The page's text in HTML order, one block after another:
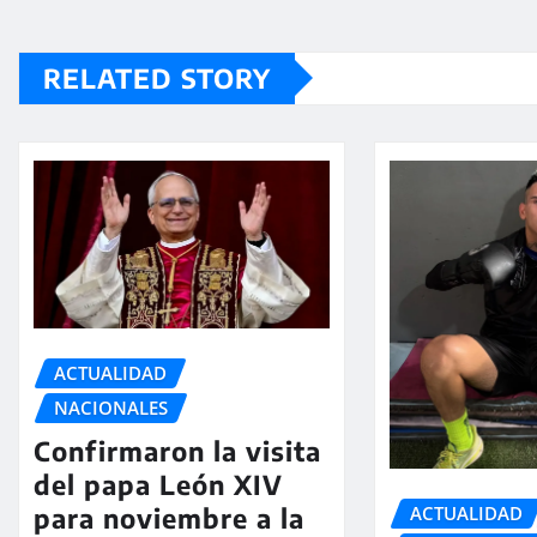
RELATED STORY
ACTUALIDAD
NACIONALES
Confirmaron la visita
del papa León XIV
para noviembre a la
ACTUALIDAD